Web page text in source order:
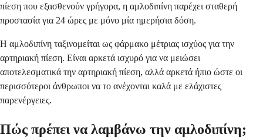
πίεση που εξασθενούν γρήγορα, η αμλοδιπίνη παρέχει σταθερή
προστασία για 24 ώρες με μόνο μία ημερήσια δόση.
Η αμλοδιπίνη ταξινομείται ως φάρμακο μέτριας ισχύος για την
αρτηριακή πίεση. Είναι αρκετά ισχυρό για να μειώσει
αποτελεσματικά την αρτηριακή πίεση, αλλά αρκετά ήπιο ώστε οι
περισσότεροι άνθρωποι να το ανέχονται καλά με ελάχιστες
παρενέργειες.
Πώς πρέπει να λαμβάνω την αμλοδιπίνη;